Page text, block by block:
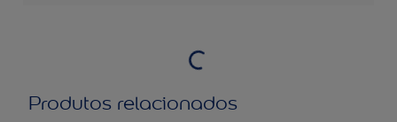
Produtos relacionados